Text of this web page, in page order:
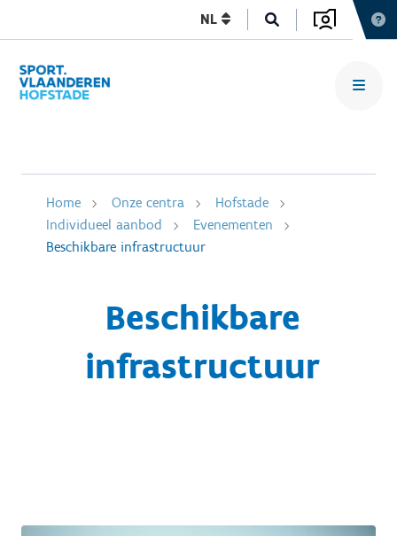
NL
Home Onze centra
Hofstade
Individueel aanbod
Evenementen
Beschikbare infrastructuur
Beschikbare
infrastructuur